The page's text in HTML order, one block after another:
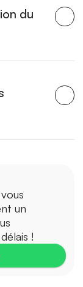
du
un
!